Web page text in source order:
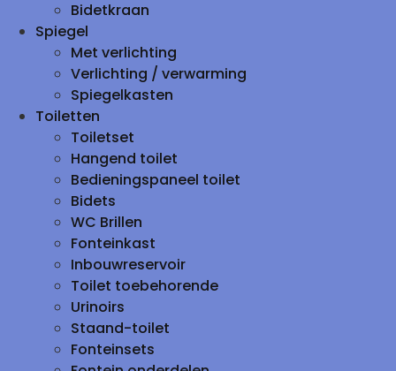
Bidetkraan
Spiegel
Met verlichting
Verlichting / verwarming
Spiegelkasten
Toiletten
Toiletset
Hangend toilet
Bedieningspaneel toilet
Bidets
WC Brillen
Fonteinkast
Inbouwreservoir
Toilet toebehorende
Urinoirs
Staand-toilet
Fonteinsets